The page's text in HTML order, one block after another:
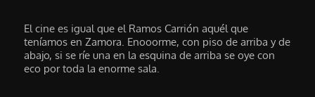
El cine es igual que el Ramos Carrión aquél que
teníamos en Zamora. Enooorme, con piso de arriba y de
abajo, si se ríe una en la esquina de arriba se oye con
eco por toda la enorme sala.